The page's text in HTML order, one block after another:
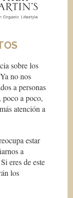
sobre los
no nos
a personas
poco a poco,
atención a
estar
a
eres de este
los